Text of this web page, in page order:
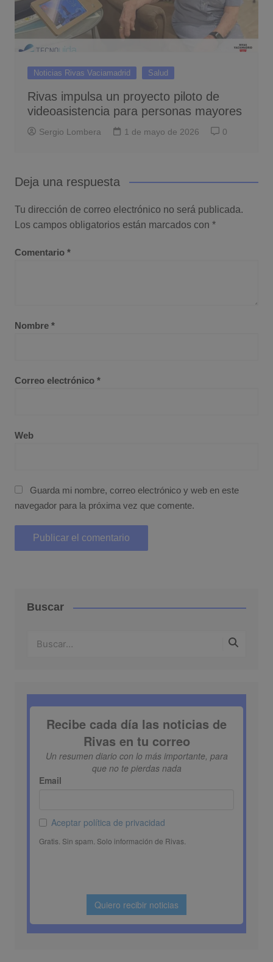
Noticias Rivas Vaciamadrid Salud
Rivas impulsa un proyecto piloto de
videoasistencia para personas mayores
Sergio Lombera 1 de mayo de 2026 0
Deja una respuesta
Tu dirección de correo electrónico no será publicada.
Los campos obligatorios están marcados con *
Comentario *
Nombre *
Correo electrónico *
Web
Guarda mi nombre, correo electrónico y web en este
navegador para la próxima vez que comente.
Buscar